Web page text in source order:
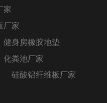
家
厂家
健身房橡胶地垫
化粪池厂家
硅酸铝纤维板厂家